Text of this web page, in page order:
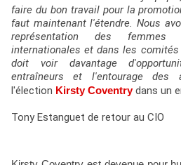
faire du bon travail pour la
faut maintenant l'étendre. Nous
représentation des
internationales et dans les comités
doit voir davantage
entraîneurs et l'entourage des
l'élection Kirsty Coventrydans un
Tony Estanguet de retour au CIO